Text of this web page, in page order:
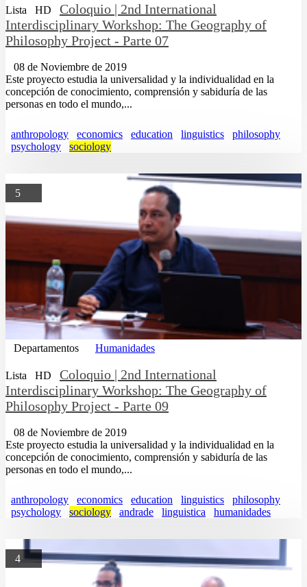
Lista HD
Coloquio | 2nd International
Interdisciplinary Workshop: The Geography of
Philosophy Project - Parte 07
08 de Noviembre de 2019
Este proyecto estudia la universalidad y la individualidad en la
concepción de conocimiento, comprensión y sabiduría de las
personas en todo el mundo,...
anthropology economics education linguistics
philosophy
psychology
sociology
5
Departamentos Humanidades
Lista HD
Coloquio | 2nd International
Interdisciplinary Workshop: The Geography of
Philosophy Project - Parte 09
08 de Noviembre de 2019
Este proyecto estudia la universalidad y la individualidad en la
concepción de conocimiento, comprensión y sabiduría de las
personas en todo el mundo,...
anthropology economics education linguistics
philosophy
psychology
sociology andrade linguistica humanidades
4